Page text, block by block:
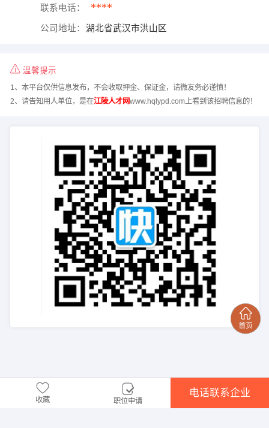
联系电话： ****
公司地址： 湖北省武汉市洪山区
温馨提示
1、本平台仅供信息发布，不会收取押金、保证金，请微友务必谨慎！
2、请告知用人单位，是在江陵人才网www.hqlypd.com上看到该招聘信息的！
收藏 职位申请
电话联系企业